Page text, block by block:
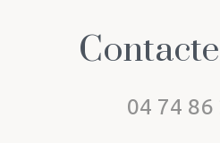
04 74 86